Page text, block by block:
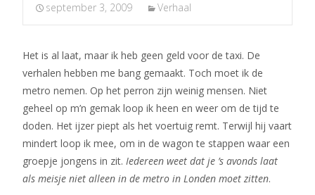
september 3, 2009 Verhaal
Het is al laat, maar ik heb geen geld voor de taxi. De
verhalen hebben me bang gemaakt. Toch moet ik de
metro nemen. Op het perron zijn weinig mensen. Niet
geheel op m’n gemak loop ik heen en weer om de tijd te
doden. Het ijzer piept als het voertuig remt. Terwijl hij vaart
mindert loop ik mee, om in de wagon te stappen waar een
groepje jongens in zit. Iedereen weet dat je ’s avonds laat
als meisje niet alleen in de metro in Londen moet zitten.